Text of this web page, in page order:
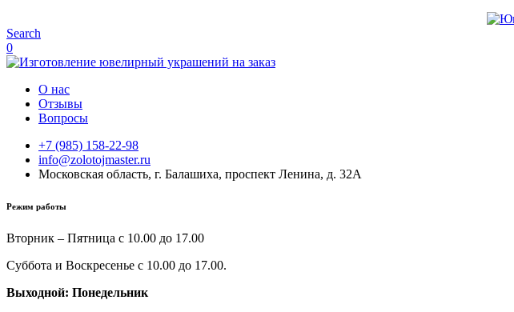
Search
0
О нас
Отзывы
Вопросы
+7 (985) 158-22-98
info@zolotojmaster.ru
Московская область, г. Балашиха, проспект Ленина, д. 32А
Режим работы
Вторник – Пятница с 10.00 до 17.00
Суббота и Воскресенье с 10.00 до 17.00.
Выходной: Понедельник